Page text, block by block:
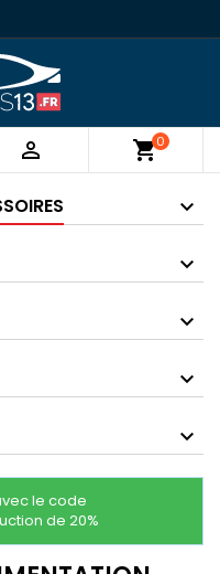
 shopping_cart0
le code
de 20%